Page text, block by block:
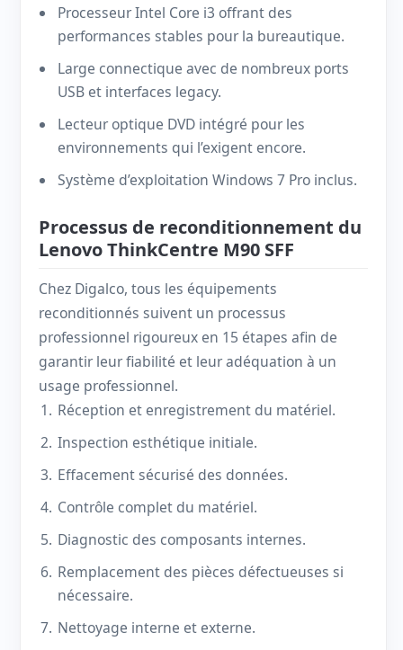
Processeur Intel Core i3 offrant des
performances stables pour la bureautique.
Large connectique avec de nombreux ports
USB et interfaces legacy.
Lecteur optique DVD intégré pour les
environnements qui l’exigent encore.
Système d’exploitation Windows 7 Pro inclus.
Processus de reconditionnement du
Lenovo ThinkCentre M90 SFF
Chez Digalco, tous les équipements
reconditionnés suivent un processus
professionnel rigoureux en 15 étapes afin de
garantir leur fiabilité et leur adéquation à un
usage professionnel.
Réception et enregistrement du matériel.
Inspection esthétique initiale.
Effacement sécurisé des données.
Contrôle complet du matériel.
Diagnostic des composants internes.
Remplacement des pièces défectueuses si
nécessaire.
Nettoyage interne et externe.